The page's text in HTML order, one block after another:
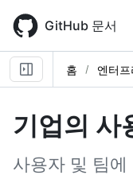
main
content
GitHub 문서
홈 엔터
기업의 사
사용자 및 팀